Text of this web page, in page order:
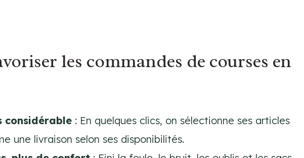
les commandes de courses en
considérable : En quelques clics, on sélectionne ses articles
une livraison selon ses disponibilités.